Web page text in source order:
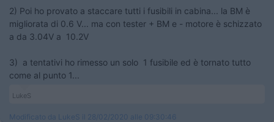
2) Poi ho provato a staccare tutti i fusibili in cabina... la BM è
migliorata di 0.6 V... ma con tester + BM e - motore è schizzato
a da 3.04V a 10.2V
3) a tentativi ho rimesso un solo 1 fusibile ed è tornato tutto
come al punto 1...
LukeS
Modificato da LukeS il 28/02/2020 alle 09:30:46